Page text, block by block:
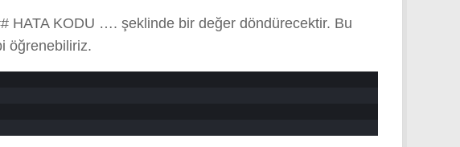
HATA KODU …. şeklinde bir değer döndürecektir. Bu
öğrenebiliriz.